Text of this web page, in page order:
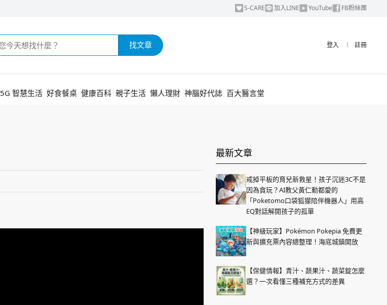
S-CARE 加入LINE YouTube FB粉絲團
登入 ︱ 註冊
找文章
5G 智慧生活 好食餐桌 健康百科 親子生活 懶人理財 神腦好代誌 百大醫言堂
最新文章
戒掉平板的育兒新救星！孩子沉迷3C不是
因為貪玩？AI教父黃仁勳都愛的
「Poketomo口袋狐獴陪伴機器人」用高
EQ對話解開孩子的孤單
【神級玩家】Pokémon Pokepia 免費更
新與擴充票內容總整理！海底城鎮開放
【保健情報】青汁、蔬果汁、蔬菜錠怎麼
選？一次看懂三種補充方式的差異